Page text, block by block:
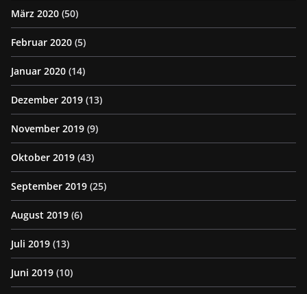
März 2020 (50)
Februar 2020 (5)
Januar 2020 (14)
Dezember 2019 (13)
November 2019 (9)
Oktober 2019 (43)
September 2019 (25)
August 2019 (6)
Juli 2019 (13)
Juni 2019 (10)